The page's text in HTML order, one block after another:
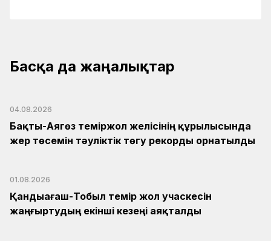
Басқа да жаңалықтар
04.08.2026
Бақты-Аягөз теміржол желісінің құрылысында
жер төсемін тәуліктік төгу рекорды орнатылды
01.08.2026
Қандыағаш-Тобыл темір жол учаскесін
жаңғыртудың екінші кезеңі аяқталды